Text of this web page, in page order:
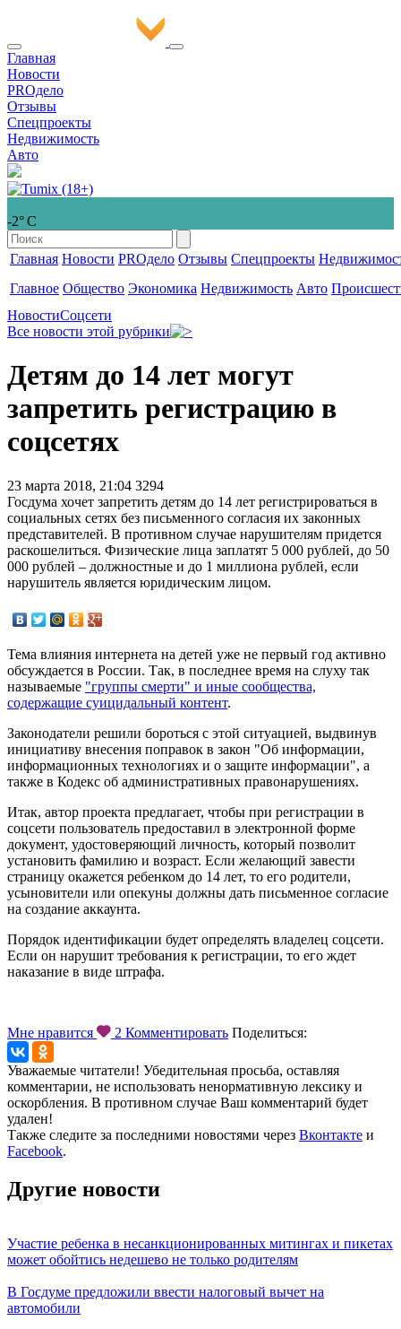
Главная
Новости
PROдело
Отзывы
Спецпроекты
Недвижимость
Авто
-2° С
Главная Новости PROдело Отзывы Спецпроекты
Главное Общество Экономика Недвижимость Авто
НовостиСоцсети
Все новости этой рубрики
Детям до 14 лет могут
запретить регистрацию в
соцсетях
23 марта 2018, 21:04 3294
Госдума хочет запретить детям до 14 лет регистрироваться в
социальных сетях без письменного согласия их законных
представителей. В противном случае нарушителям придется
раскошелиться. Физические лица заплатят 5 000 рублей, до 50
000 рублей – должностные и до 1 миллиона рублей, если
нарушитель является юридическим лицом.
Тема влияния интернета на детей уже не первый год активно
обсуждается в России. Так, в последнее время на слуху так
называемые "группы смерти" и иные сообщества,
содержащие суицидальный контент.
Законодатели решили бороться с этой ситуацией, выдвинув
инициативу внесения поправок в закон "Об информации,
информационных технологиях и о защите информации", а
также в Кодекс об административных правонарушениях.
Итак, автор проекта предлагает, чтобы при регистрации в
соцсети пользователь предоставил в электронной форме
документ, удостоверяющий личность, который позволит
установить фамилию и возраст. Если желающий завести
страницу окажется ребенком до 14 лет, то его родители,
усыновители или опекуны должны дать письменное согласие
на создание аккаунта.
Порядок идентификации будет определять владелец соцсети.
Если он нарушит требования к регистрации, то его ждет
наказание в виде штрафа.
Мне нравится 2 Комментировать Поделиться:
Уважаемые читатели! Убедительная просьба, оставляя
комментарии, не использовать ненормативную лексику и
оскорбления. В противном случае Ваш комментарий будет
удален!
Также следите за последними новостями через Вконтакте и
Facebook.
Другие новости
Участие ребенка в несанкционированных митингах и пикетах
может обойтись недешево не только родителям
В Госдуме предложили ввести налоговый вычет на
автомобили